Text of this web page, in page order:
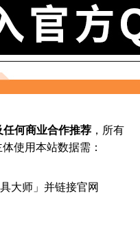
任何商业合作推荐 ，所有
使用本站数据需：
大师」并链接官网